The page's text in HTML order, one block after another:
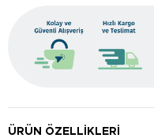
ÜRÜN ÖZELLIKLERI